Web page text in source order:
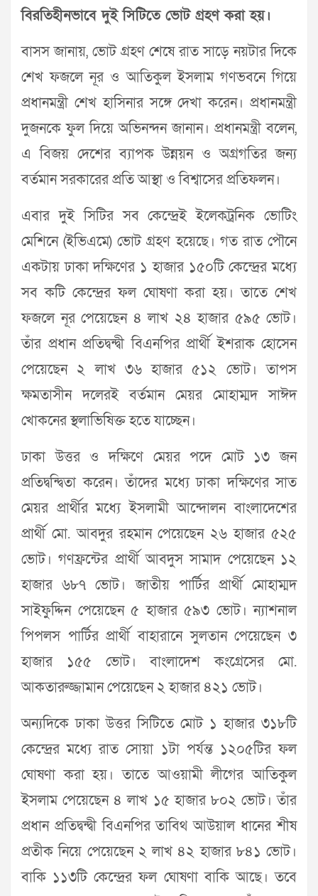
বিরতিহীনভাবে দুই সিটিতে ভোট গ্রহণ করা হয়।
বাসস জানায়, ভোট গ্রহণ শেষে রাত সাড়ে নয়টার দিকে
শেখ ফজলে নূর ও আতিকুল ইসলাম গণভবনে গিয়ে
প্রধানমন্ত্রী শেখ হাসিনার সঙ্গে দেখা করেন। প্রধানমন্ত্রী
দুজনকে ফুল দিয়ে অভিনন্দন জানান। প্রধানমন্ত্রী বলেন,
এ বিজয় দেশের ব্যাপক উন্নয়ন ও অগ্রগতির জন্য
বর্তমান সরকারের প্রতি আস্থা ও বিশ্বাসের প্রতিফলন।
এবার দুই সিটির সব কেন্দ্রেই ইলেকট্রনিক ভোটিং
মেশিনে (ইভিএমে) ভোট গ্রহণ হয়েছে। গত রাত পৌনে
একটায় ঢাকা দক্ষিণের ১ হাজার ১৫০টি কেন্দ্রের মধ্যে
সব কটি কেন্দ্রের ফল ঘোষণা করা হয়। তাতে শেখ
ফজলে নূর পেয়েছেন ৪ লাখ ২৪ হাজার ৫৯৫ ভোট।
তাঁর প্রধান প্রতিদ্বন্দ্বী বিএনপির প্রার্থী ইশরাক হোসেন
পেয়েছেন ২ লাখ ৩৬ হাজার ৫১২ ভোট। তাপস
ক্ষমতাসীন দলেরই বর্তমান মেয়র মোহাম্মদ সাঈদ
খোকনের স্থলাভিষিক্ত হতে যাচ্ছেন।
ঢাকা উত্তর ও দক্ষিণে মেয়র পদে মোট ১৩ জন
প্রতিদ্বন্দ্বিতা করেন। তাঁদের মধ্যে ঢাকা দক্ষিণের সাত
মেয়র প্রার্থীর মধ্যে ইসলামী আন্দোলন বাংলাদেশের
প্রার্থী মো. আবদুর রহমান পেয়েছেন ২৬ হাজার ৫২৫
ভোট। গণফ্রন্টের প্রার্থী আবদুস সামাদ পেয়েছেন ১২
হাজার ৬৮৭ ভোট। জাতীয় পার্টির প্রার্থী মোহাম্মদ
সাইফুদ্দিন পেয়েছেন ৫ হাজার ৫৯৩ ভোট। ন্যাশনাল
পিপলস পার্টির প্রার্থী বাহারানে সুলতান পেয়েছেন ৩
হাজার ১৫৫ ভোট। বাংলাদেশ কংগ্রেসের মো.
আকতারুজ্জামান পেয়েছেন ২ হাজার ৪২১ ভোট।
অন্যদিকে ঢাকা উত্তর সিটিতে মোট ১ হাজার ৩১৮টি
কেন্দ্রের মধ্যে রাত সোয়া ১টা পর্যন্ত ১২০৫টির ফল
ঘোষণা করা হয়। তাতে আওয়ামী লীগের আতিকুল
ইসলাম পেয়েছেন ৪ লাখ ১৫ হাজার ৮০২ ভোট। তাঁর
প্রধান প্রতিদ্বন্দ্বী বিএনপির তাবিথ আউয়াল ধানের শীষ
প্রতীক নিয়ে পেয়েছেন ২ লাখ ৪২ হাজার ৮৪১ ভোট।
বাকি ১১৩টি কেন্দ্রের ফল ঘোষণা বাকি আছে। তবে